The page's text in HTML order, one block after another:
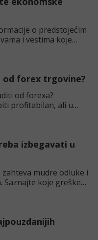
o predstojećim
i vestima koje
od forex trgovine?
od forexa?
profitabilan, ali u
izbegavati u
mudre odluke i
Saznajte koje greške